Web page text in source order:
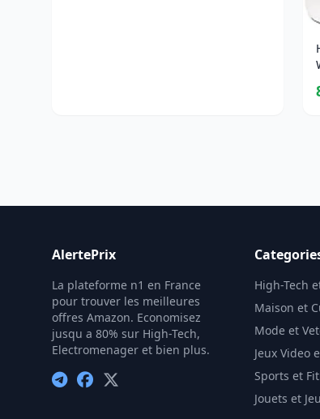
AlertePrix
La plateforme n1 en France
pour trouver les meilleures
offres Amazon. Economisez
jusqu a 80% sur High-Tech,
Electromenager et bien plus.
High-Tech
Maison et
Mode et
Jeux Video
Sports et
Jouets et